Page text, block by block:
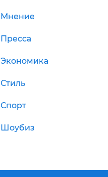
Мнение
Пресса
Экономика
Стиль
Спорт
Шоубиз